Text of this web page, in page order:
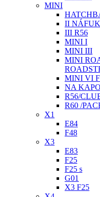
MINI
II NÁFUK
III R56
MINI I
MINI III
MINI
MINI VI
NA
R56/
R60 /
X1
E84
F48
X3
E83
F25
F25 s
G01
X3 F25